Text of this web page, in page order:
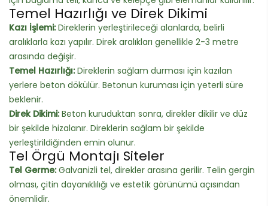
Temel Hazırlığı ve Direk Dikimi
Kazı İşlemi:Direklerin yerleştirileceği alanlarda, belirli
aralıklarla kazı yapılır. Direk aralıkları genellikle 2-3 metre
arasında değişir.
Temel Hazırlığı:Direklerin sağlam durması için kazılan
yerlere beton dökülür. Betonun kuruması için yeterli süre
beklenir.
Direk Dikimi:Beton kuruduktan sonra, direkler dikilir ve düz
bir şekilde hizalanır. Direklerin sağlam bir şekilde
yerleştirildiğinden emin olunur.
Tel Örgü Montajı Siteler
Tel Germe:Galvanizli tel, direkler arasına gerilir. Telin gergin
olması, çitin dayanıklılığı ve estetik görünümü açısından
önemlidir.